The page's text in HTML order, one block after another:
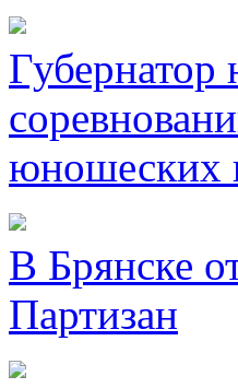
Губернатор
юношеских
В Брянске
Партизан